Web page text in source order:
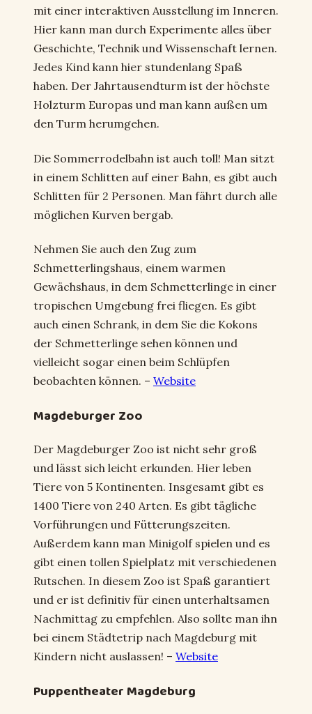
mit einer interaktiven Ausstellung im Inneren.
Hier kann man durch Experimente alles über
Geschichte, Technik und Wissenschaft lernen.
Jedes Kind kann hier stundenlang Spaß
haben. Der Jahrtausendturm ist der höchste
Holzturm Europas und man kann außen um
den Turm herumgehen.
Die Sommerrodelbahn ist auch toll! Man sitzt
in einem Schlitten auf einer Bahn, es gibt auch
Schlitten für 2 Personen. Man fährt durch alle
möglichen Kurven bergab.
Nehmen Sie auch den Zug zum
Schmetterlingshaus, einem warmen
Gewächshaus, in dem Schmetterlinge in einer
tropischen Umgebung frei fliegen. Es gibt
auch einen Schrank, in dem Sie die Kokons
der Schmetterlinge sehen können und
vielleicht sogar einen beim Schlüpfen
beobachten können. – Website
Magdeburger Zoo
Der Magdeburger Zoo ist nicht sehr groß
und lässt sich leicht erkunden. Hier leben
Tiere von 5 Kontinenten. Insgesamt gibt es
1400 Tiere von 240 Arten. Es gibt tägliche
Vorführungen und Fütterungszeiten.
Außerdem kann man Minigolf spielen und es
gibt einen tollen Spielplatz mit verschiedenen
Rutschen. In diesem Zoo ist Spaß garantiert
und er ist definitiv für einen unterhaltsamen
Nachmittag zu empfehlen. Also sollte man ihn
bei einem Städtetrip nach Magdeburg mit
Kindern nicht auslassen! – Website
Puppentheater Magdeburg